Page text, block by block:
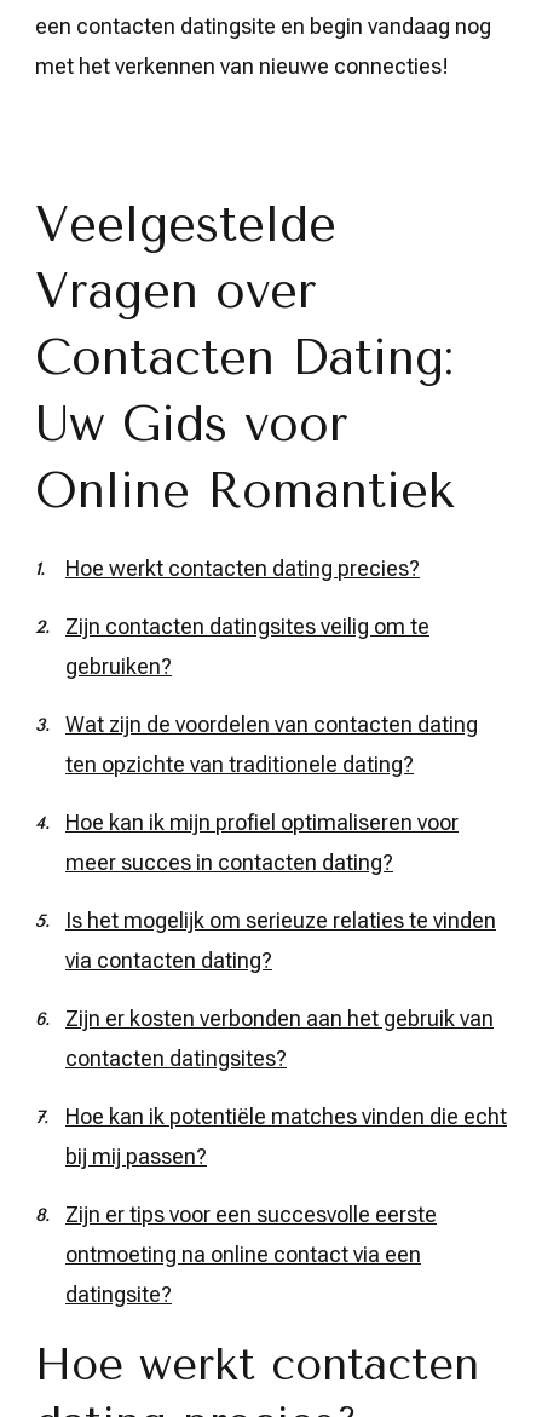
een contacten datingsite en begin vandaag nog
met het verkennen van nieuwe connecties!
Veelgestelde
Vragen over
Contacten Dating:
Uw Gids voor
Online Romantiek
Hoe werkt contacten dating precies?
Zijn contacten datingsites veilig om te
gebruiken?
Wat zijn de voordelen van contacten dating
ten opzichte van traditionele dating?
Hoe kan ik mijn profiel optimaliseren voor
meer succes in contacten dating?
Is het mogelijk om serieuze relaties te vinden
via contacten dating?
Zijn er kosten verbonden aan het gebruik van
contacten datingsites?
Hoe kan ik potentiële matches vinden die echt
bij mij passen?
Zijn er tips voor een succesvolle eerste
ontmoeting na online contact via een
datingsite?
Hoe werkt contacten